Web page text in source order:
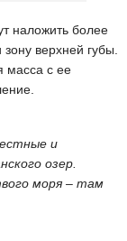
наложить более
верхней губы.
масса с ее
и
озер.
моря – там